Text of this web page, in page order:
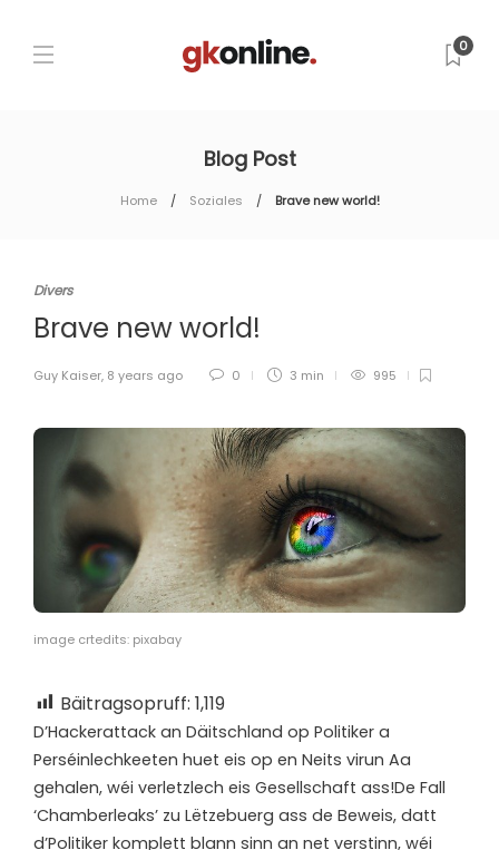
0
Blog Post
Home Soziales Brave new world!
Divers
Brave new world!
Guy Kaiser, 8 years ago 0 3 min 995
image crtedits: pixabay
Bäitragsopruff: 1,119
D’Hackerattack an Däitschland op Politiker a
Perséinlechkeeten huet eis op en Neits virun Aa
gehalen, wéi verletzlech eis Gesellschaft ass!De Fall
‘Chamberleaks’ zu Lëtzebuerg ass de Beweis, datt
d’Politiker komplett blann sinn an net verstinn, wéi